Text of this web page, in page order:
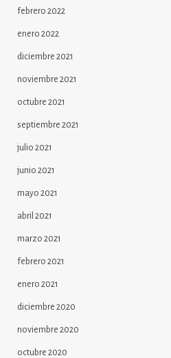
febrero 2022
enero 2022
diciembre 2021
noviembre 2021
octubre 2021
septiembre 2021
julio 2021
junio 2021
mayo 2021
abril 2021
marzo 2021
febrero 2021
enero 2021
diciembre 2020
noviembre 2020
octubre 2020